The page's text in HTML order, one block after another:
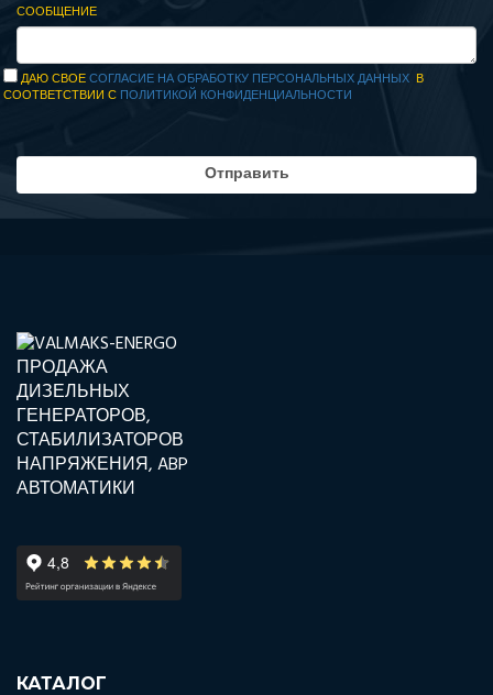
СООБЩЕНИЕ
ДАЮ СВОЕСОГЛАСИЕ НА ОБРАБОТКУ ПЕРСОНАЛЬНЫХ ДАННЫХ В
СООТВЕТСТВИИ С ПОЛИТИКОЙ КОНФИДЕНЦИАЛЬНОСТИ
КАТАЛОГ